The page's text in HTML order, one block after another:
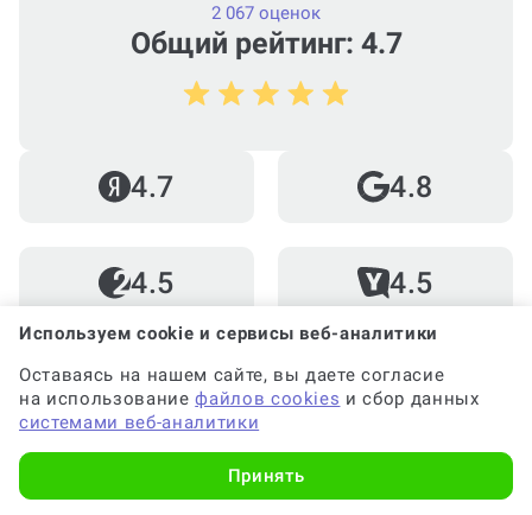
Общий рейтинг: 4.7
2 067 оценок
4.7 4.8
4.5 4.5
Юлия Р.
Нужна была помощь в написании работ по
статистике. Работа выполнена
качественно, все детали учтены. Спасибо
Используем cookie и сервисы веб-аналитики
Оставаясь на нашем сайте, вы даете согласие
на использованиефайлов cookies и сбор данных
системами веб-аналитики
Принять